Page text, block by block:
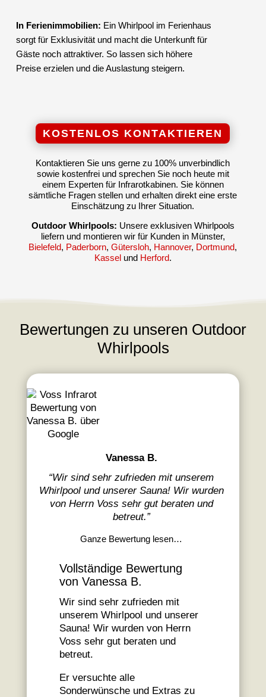
In Ferienimmobilien: Ein Whirlpool im Ferienhaus
sorgt für Exklusivität und macht die Unterkunft für
Gäste noch attraktiver. So lassen sich höhere
Preise erzielen und die Auslastung steigern.
KOSTENLOS KONTAKTIEREN
Kontaktieren Sie uns gerne zu 100% unverbindlich
sowie kostenfrei und sprechen Sie noch heute mit
einem Experten für Infrarotkabinen. Sie können
sämtliche Fragen stellen und erhalten direkt eine erste
Einschätzung zu Ihrer Situation.
Outdoor Whirlpools: Unsere exklusiven Whirlpools
liefern und montieren wir für Kunden in Münster,
Bielefeld, Paderborn,Gütersloh, Hannover, Dortmund,
Kasselund Herford.
Bewertungen zu unseren Outdoor
Whirlpools
Vanessa B.
“Wir sind sehr zufrieden mit unserem
Whirlpool und unserer Sauna! Wir wurden
von Herrn Voss sehr gut beraten und
betreut.”
Ganze Bewertung lesen…
Vollständige Bewertung
von Vanessa B.
Wir sind sehr zufrieden mit
unserem Whirlpool und unserer
Sauna! Wir wurden von Herrn
Voss sehr gut beraten und
betreut.
Er versuchte alle
Sonderwünsche und Extras zu